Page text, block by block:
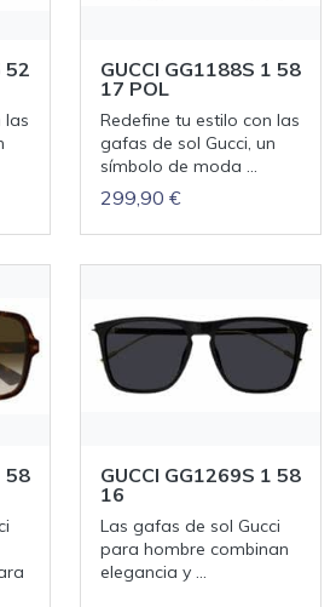
52
las
GUCCI GG1188S 1 58
17 POL
Redefine tu estilo con las
gafas de sol Gucci, un
símbolo de moda ...
299,90 €
58
GUCCI GG1269S 1 58
16
Las gafas de sol Gucci
para hombre combinan
elegancia y ...